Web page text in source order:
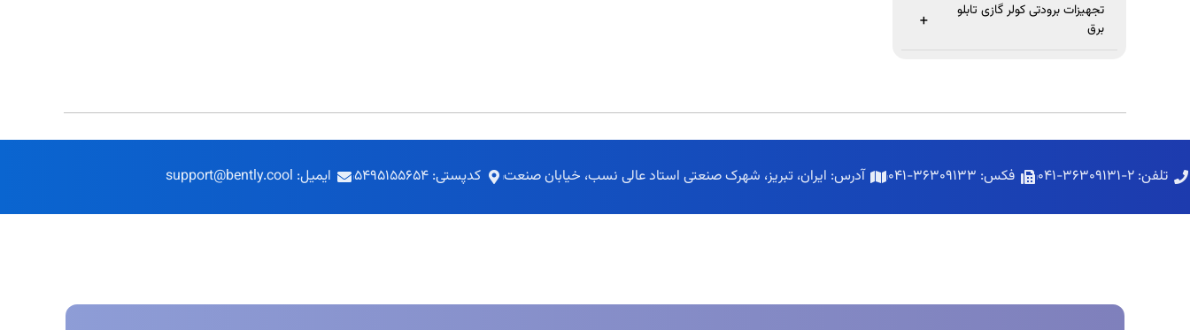
تجهیزات برودتی کولر گازی تابلو
برق
+
تلفن: ۲-۳۶۳۰۹۱۳۱-۰۴۱ فکس: ۳۶۳۰۹۱۳۳-۰۴۱ آدرس: ایران، تبریز، شهرک صنعتی استاد عالی نسب، خیابان صنعت کدپستی: ۵۴۹۵۱۵۵۶۵۴ ایمیل: support@bently.cool